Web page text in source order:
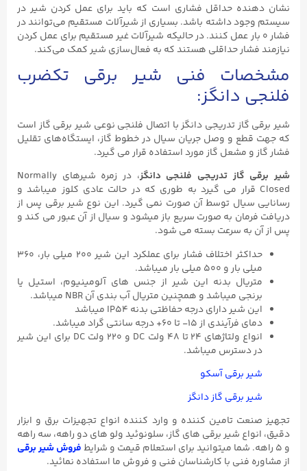
نشان دهنده حداقل فشاری است که باید برای عمل کردن شیر در
سیستم وجود داشته باشد. بسیاری از شیرآلات مستقیم می‌توانند در
فشار ۰ بار عمل کنند. در حالیکه شیرآلات غیر مستقیم برای عمل کردن
نیازمند فشار حداقلی هستند که به فعال‌سازی شیر کمک می‌کند.
مشخصات فنی شیر برقی تکضرب
فلنجی دانگز:
شیر برقی گاز تدریجی دانگز با اتصال فلنجی نوعی شیر برقی گاز است
که جهت قطع و وصل جریان سیال‌ در خطوط گاز، ایستگاه‌های تقلیل
فشار گاز و مشعل گاز مورد استفاده قرار می گیرد.
شیر برقی گاز تدریجی فلنجی دانگز
، در زمره شیرهای Normally
Closed قرار می گیرد به طوری که در حالت عادی کلوز میباشد و
رسانایی سیال توسط آن صورت نمی گیرد. این نوع شیر برقی پس از
دریافت فرمان به صورت سریع باز میشود و سیال از آن عبور می کند و
پس از آن به سرعت بسته می شود.
حداکثر اختلاف فشار برای عملکرد این شیر ۲۰۰ میلی بار، ۳۶۰
میلی بار و ۵۰۰ میلی بار میباشد.
متریال بدنه این شیر از جنس های آلومینیوم، استیل یا
برنجی میباشد و همچنین متریال آب بندی آن NBR میباشد.
این شیر دارای درجه حفاظتی بدنه IP54 میباشد
دمای فرآیندی از ۱۵- تا ۶۰+ درجه سانتی گراد میباشد.
انواع ولتاژهای ۲۴ تا ۴۸ ولت DC و ۲۲۰ ولت DC برای این شیر
در دسترس میباشد.
شیر برقی آسکو
شیر برقی گاز دانگز
تجهیز صنعت تامین کننده و وارد کننده انواع تجهیزات برق و ابزار
دقیق، انواع شیر برقی های گاز، سلونوئید ولو های دو راهه، سه راهه
و ۵ راهه. شما میتوانید برای استعلام قیمت و شرایط
فروش شیر برقی
از مشاوره فنی با کارشناسان فنی و فروش ما استفاده نمائید.